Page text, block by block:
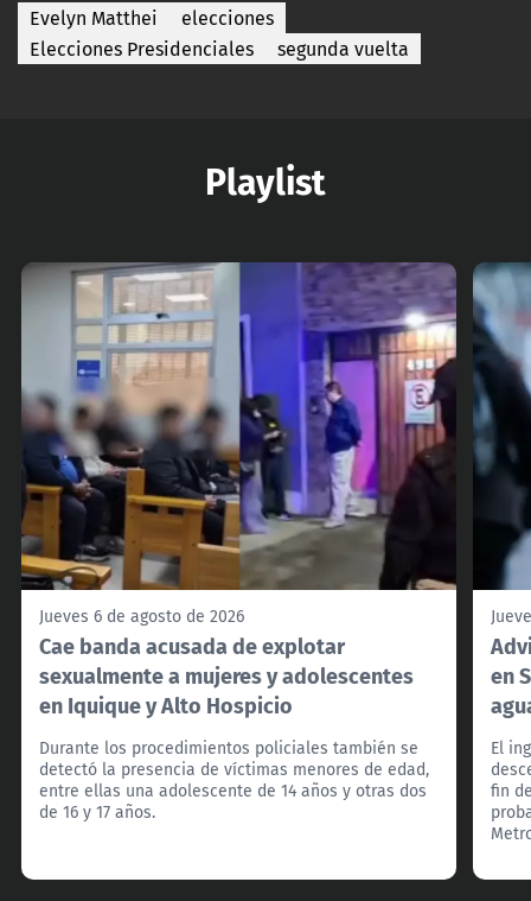
Evelyn Matthei
elecciones
Elecciones Presidenciales
segunda vuelta
Playlist
Jueves 6 de agosto de 2026
Cae banda acusada de explotar
sexualmente a mujeres y adolescentes
en Iquique y Alto Hospicio
Durante los procedimientos policiales también se
detectó la presencia de víctimas menores de edad,
entre ellas una adolescente de 14 años y otras dos
de 16 y 17 años.
en
El
fin